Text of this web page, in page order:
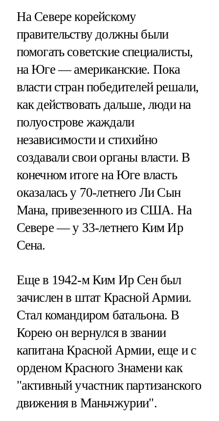
На Севере корейскому
правительству должны были
помогать советские специалисты,
на Юге — американские. Пока
власти стран победителей решали,
как действовать дальше, люди на
полуострове жаждали
независимости и стихийно
создавали свои органы власти. В
конечном итоге на Юге власть
оказалась у 70-летнего Ли Сын
Мана, привезенного из США. На
Севере — у 33-летнего Ким Ир
Сена.
Еще в 1942-м Ким Ир Сен был
зачислен в штат Красной Армии.
Стал командиром батальона. В
Корею он вернулся в звании
капитана Красной Армии, еще и с
орденом Красного Знамени как
"активный участник партизанского
движения в Маньчжурии".